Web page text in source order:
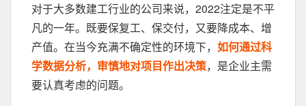
对于大多数建工行业的公司来说，2022注定是不平
凡的一年。既要保复工、保交付，又要降成本、增
产值。在当今充满不确定性的环境下， 如何通过科
学数据分析，审慎地对项目作出决策，是企业主需
要认真考虑的问题。